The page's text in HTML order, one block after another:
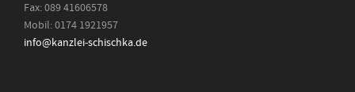
Fax: 089 41606578
Mobil: 0174 1921957
info@kanzlei-schischka.de